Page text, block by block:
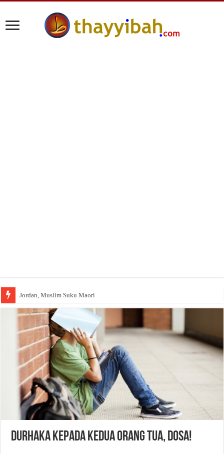
Jordan, Muslim Suku Maori
Wakaf Emas Muktamar
Durhaka Kepada Kedua Orang Tua, DOSA!